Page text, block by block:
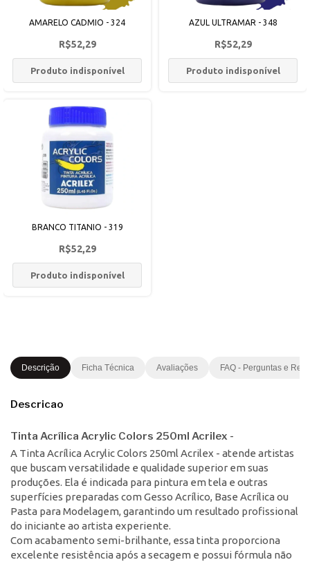
AMARELO CADMIO - 324
R$52,29
Produto indisponível
AZUL ULTRAMAR - 348
R$52,29
Produto indisponível
BRANCO TITANIO - 319
R$52,29
Produto indisponível
Descrição Ficha Técnica Avaliações FAQ - Perguntas e
Descricao
Tinta Acrílica Acrylic Colors 250ml Acrilex -
A Tinta Acrílica Acrylic Colors 250ml Acrilex - atende artistas
que buscam versatilidade e qualidade superior em suas
produções. Ela é indicada para pintura em tela e outras
superfícies preparadas com Gesso Acrílico, Base Acrílica ou
Pasta para Modelagem, garantindo um resultado profissional
do iniciante ao artista experiente.
Com acabamento semi-brilhante, essa tinta proporciona
excelente resistência após a secagem e possui fórmula não